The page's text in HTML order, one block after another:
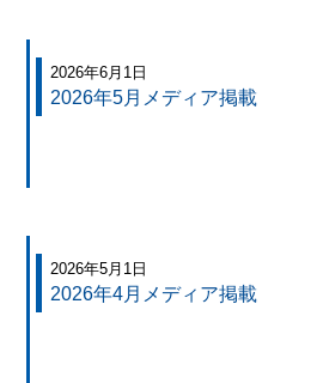
2026年6月1日
2026年5月メディア掲載
2026年5月1日
2026年4月メディア掲載